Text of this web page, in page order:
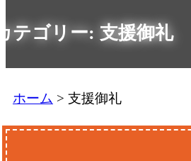
テゴリー: 支援御礼
ホーム > 支援御礼